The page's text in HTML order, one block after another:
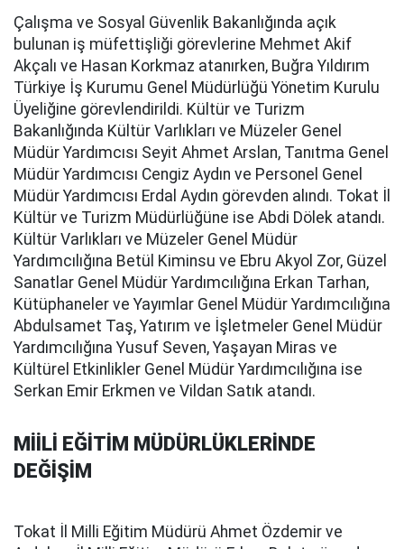
Çalışma ve Sosyal Güvenlik Bakanlığında açık
bulunan iş müfettişliği görevlerine Mehmet Akif
Akçalı ve Hasan Korkmaz atanırken, Buğra Yıldırım
Türkiye İş Kurumu Genel Müdürlüğü Yönetim Kurulu
Üyeliğine görevlendirildi. Kültür ve Turizm
Bakanlığında Kültür Varlıkları ve Müzeler Genel
Müdür Yardımcısı Seyit Ahmet Arslan, Tanıtma Genel
Müdür Yardımcısı Cengiz Aydın ve Personel Genel
Müdür Yardımcısı Erdal Aydın görevden alındı. Tokat İl
Kültür ve Turizm Müdürlüğüne ise Abdi Dölek atandı.
Kültür Varlıkları ve Müzeler Genel Müdür
Yardımcılığına Betül Kiminsu ve Ebru Akyol Zor, Güzel
Sanatlar Genel Müdür Yardımcılığına Erkan Tarhan,
Kütüphaneler ve Yayımlar Genel Müdür Yardımcılığına
Abdulsamet Taş, Yatırım ve İşletmeler Genel Müdür
Yardımcılığına Yusuf Seven, Yaşayan Miras ve
Kültürel Etkinlikler Genel Müdür Yardımcılığına ise
Serkan Emir Erkmen ve Vildan Satık atandı.
MİİLİ EĞİTİM MÜDÜRLÜKLERİNDE
DEĞİŞİM
Tokat İl Milli Eğitim Müdürü Ahmet Özdemir ve